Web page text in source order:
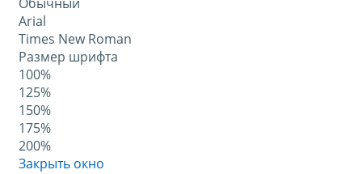
Arial
Times New Roman
Размер шрифта
100%
125%
150%
175%
200%
Закрыть окно